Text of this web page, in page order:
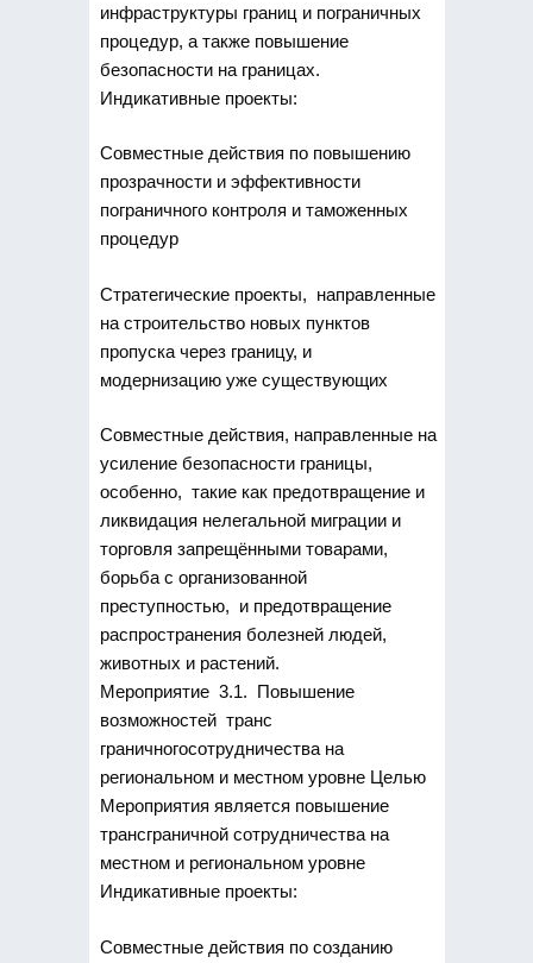
инфраструктуры границ и пограничных
процедур, а также повышение
безопасности на границах.
Индикативные проекты:
Совместные действия по повышению
прозрачности и эффективности
пограничного контроля и таможенных
процедур
Стратегические проекты, направленные
на строительство новых пунктов
пропуска через границу, и
модернизацию уже существующих
Совместные действия, направленные на
усиление безопасности границы,
особенно, такие как предотвращение и
ликвидация нелегальной миграции и
торговля запрещёнными товарами,
борьба с организованной
преступностью, и предотвращение
распространения болезней людей,
животных и растений.
Мероприятие 3.1. Повышение
возможностей транс
граничногосотрудничества на
региональном и местном уровне Целью
Мероприятия является повышение
трансграничной сотрудничества на
местном и региональном уровне
Индикативные проекты:
Совместные действия по созданию